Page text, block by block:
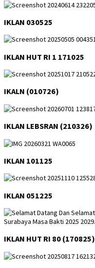
IKLAN 030525
IKLAN HUT RI 1 171025
IKALN (010726)
IKLAN LEBSRAN (210326)
IKLAN 101125
IKLAN 051225
IKLAN HUT RI 80 (170825)